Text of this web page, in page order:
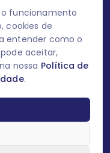
o funcionamento
cookies de
entender como o
aceitar,
nossa Política de
.
comunique aquiuma
site contém
profissionais de saúde
M-AS ONE-BR-
dados! Caso deseje
momento entrando
na opção